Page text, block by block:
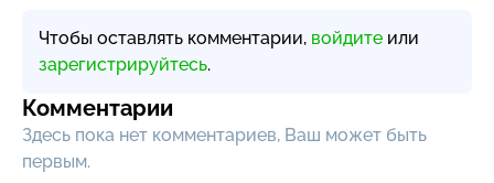
Чтобы оставлять комментарии, войдите или
зарегистрируйтесь.
Комментарии
Здесь пока нет комментариев, Ваш может быть
первым.